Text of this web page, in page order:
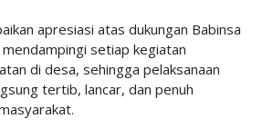
apresiasi atas dukungan Babinsa
setiap kegiatan
di desa, sehingga pelaksanaan
tertib, lancar, dan penuh